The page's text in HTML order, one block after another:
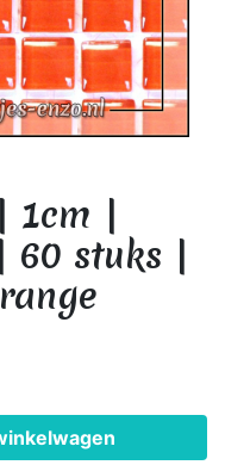
1cm |
60 stuks |